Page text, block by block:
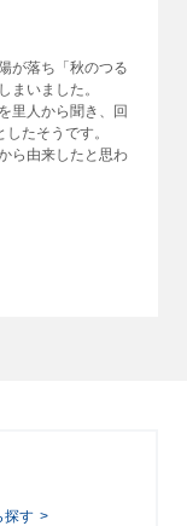
が落ち「秋のつる
まいました。
里人から聞き、回
たそうです。
ら由来したと思わ
探す